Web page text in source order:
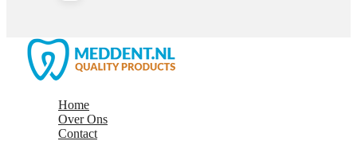
Home
Over Ons
Contact